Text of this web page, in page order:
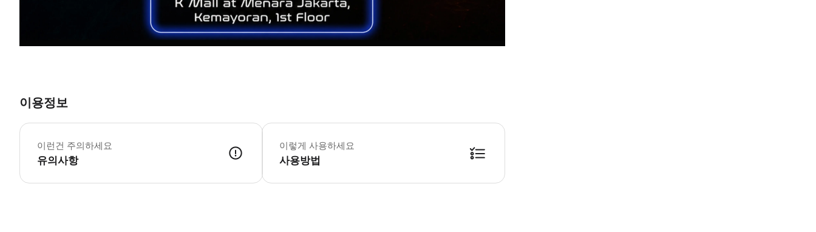
이용정보
이런건 주의하세요
유의사항
인도네시아 최초의 시네마틱 워커블 여정에서 가상 세계의 주인공이 되어보세요! 현실을 넘어 액션, 미스터리, 모험으로 가득한 몰입형 VR 세계로 들어가
이렇게 사용하세요
사용방법